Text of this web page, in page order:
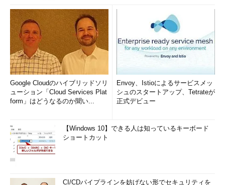
Google Cloudのハイブリッドソリ
ューション「Cloud Services Plat
form」はどうなるのか聞い...
Envoy、Istioによるサービスメッ
シュのスタートアップ、Tetrateが
正式デビュー
【Windows 10】できる人は知っているキーボード
ショートカット
CI/CDパイプラインを妨げない形でセキュリティを